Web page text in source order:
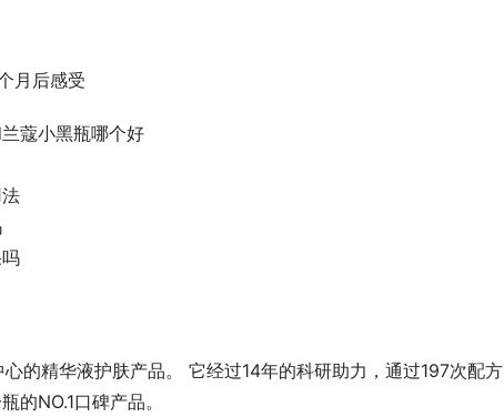
月后感受
蔻小黑瓶哪个好
心的精华液护肤产品。 它经过14年的科研助力，通过197次配方
的NO.1口碑产品。